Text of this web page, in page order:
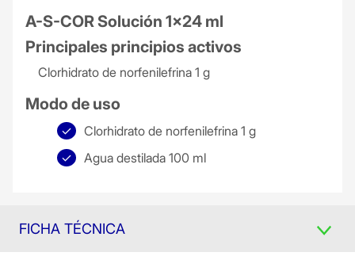
A-S-COR Solución 1x24 ml
Principales principios activos
Clorhidrato de norfenilefrina 1 g
Modo de uso
Clorhidrato de norfenilefrina 1 g
Agua destilada 100 ml
FICHA TÉCNICA